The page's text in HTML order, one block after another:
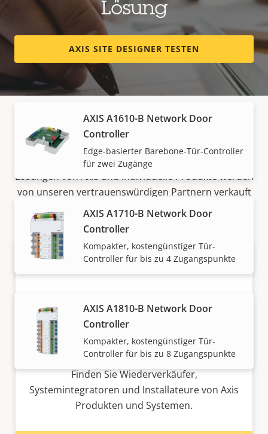
AXIS A1610 Network Door
Controller
Controller für zwei Zugänge
AXIS A1610-B Network Door
Controller
Edge-basierter Barebone-Tür-Controller
für zwei Zugänge
AXIS A1710-B Network Door
Controller
Kompakter, kostengünstiger Tür-
Controller für bis zu 4 Zugangspunkte
AXIS A1810-B Network Door
Controller
Kompakter, kostengünstiger Tür-
Controller für bis zu 8 Zugangspunkte
Lösung
AXIS SITE DESIGNER TESTEN
Vertrieb
Lösungen von Axis und individuelle Produkte werden
von unseren vertrauenswürdigen Partnern verkauft
und fachmännisch installiert.
Möchten Sie Axis Produkte kaufen?
Finden Sie Wiederverkäufer,
Systemintegratoren und Installateure von Axis
Produkten und Systemen.